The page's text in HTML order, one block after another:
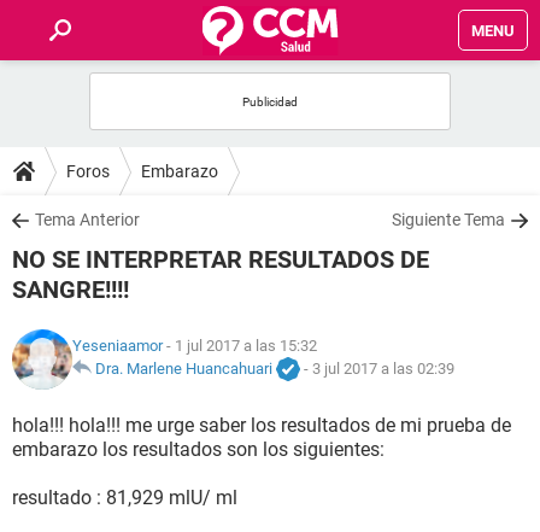
MENU
FOROS
SALUD
FAMILIA
NUTRICIÓN
SEXUALIDAD
Foros Embarazo
Tema Anterior Siguiente Tema
NO SE INTERPRETAR RESULTADOS DE
SANGRE!!!!
Yeseniaamor- 1 jul 2017 a las 15:32
Dra. Marlene Huancahuari
- 3 jul 2017 a las 02:39
hola!!! hola!!! me urge saber los resultados de mi prueba de
embarazo los resultados son los siguientes:
resultado : 81,929 mlU/ ml